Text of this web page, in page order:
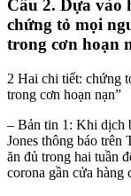
Câu 2. Dựa vào
chứng tỏ mọi
trong cơn hoạn
2 Hai chi tiết: chứng
trong cơn hoạn nạn”
– Bản tin 1: Khi dịch
Jones thông báo trên
ăn đủ trong hai tuần
corona gần cửa hàng